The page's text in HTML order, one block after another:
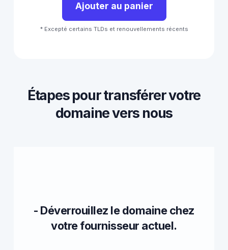
Ajouter au panier
* Excepté certains TLDs et renouvellements récents
Étapes pour transférer votre
domaine vers nous
- Déverrouillez le domaine chez
votre fournisseur actuel.